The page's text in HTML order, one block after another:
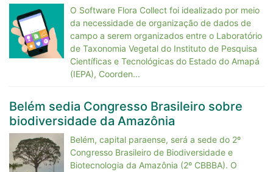
O Software Flora Collect foi idealizado por meio
da necessidade de organização de dados de
campo a serem organizados entre o Laboratório
de Taxonomia Vegetal do Instituto de Pesquisa
Científicas e Tecnológicas do Estado do Amapá
(IEPA), Coorden...
Belém sedia Congresso Brasileiro sobre
biodiversidade da Amazônia
Belém, capital paraense, será a sede do 2º
Congresso Brasileiro de Biodiversidade e
Biotecnologia da Amazônia (2º CBBBA). O